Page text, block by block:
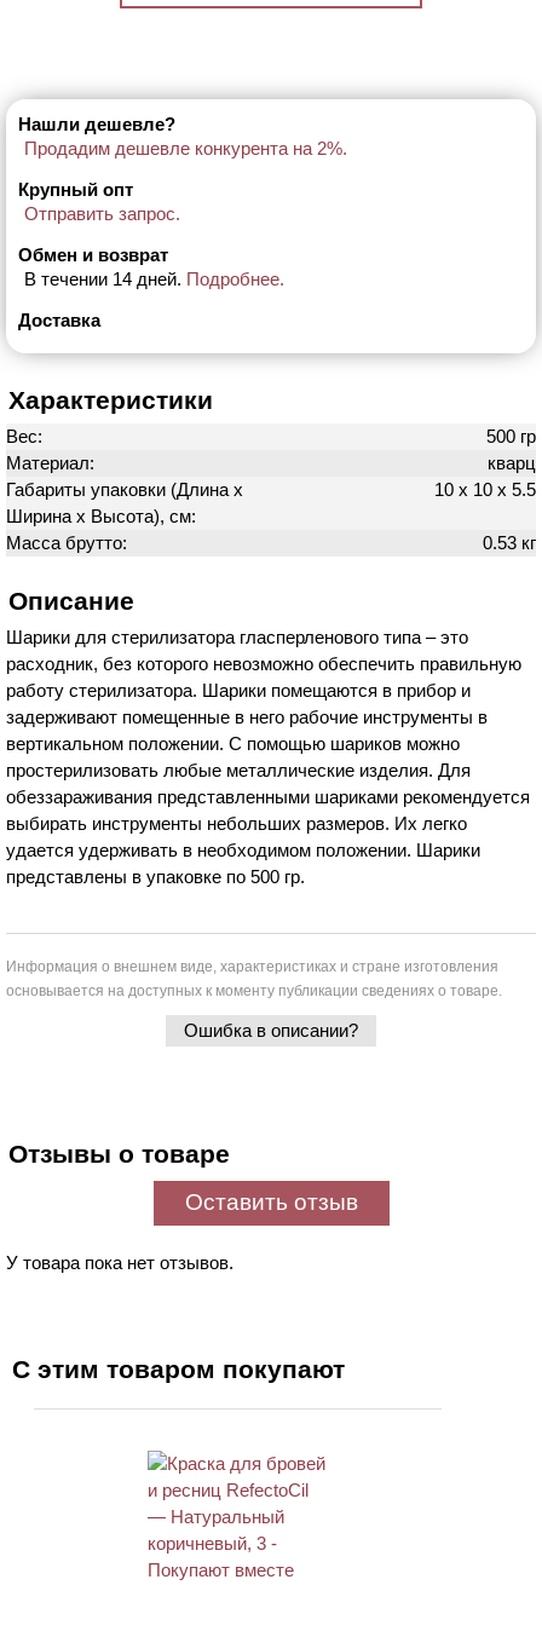
Нашли дешевле?
Продадим дешевле конкурента на 2%.
Крупный опт
Отправить запрос.
Обмен и возврат
В течении 14 дней. Подробнее.
Доставка
Характеристики
Вес:
500 гр
Материал:
кварц
Габариты упаковки (Длина х
Ширина х Высота), см:
10 х 10 х 5.5
Масса брутто: 0.53 кг
Описание
Шарики для стерилизатора гласперленового типа – это
расходник, без которого невозможно обеспечить правильную
работу стерилизатора. Шарики помещаются в прибор и
задерживают помещенные в него рабочие инструменты в
вертикальном положении. С помощью шариков можно
простерилизовать любые металлические изделия. Для
обеззараживания представленными шариками рекомендуется
выбирать инструменты небольших размеров. Их легко
удается удерживать в необходимом положении. Шарики
представлены в упаковке по 500 гр.
Информация о внешнем виде, характеристиках и стране изготовления
основывается на доступных к моменту публикации сведениях о товаре.
Ошибка в описании?
Отзывы о товаре
Оставить отзыв
У товара пока нет отзывов.
С этим товаром покупают